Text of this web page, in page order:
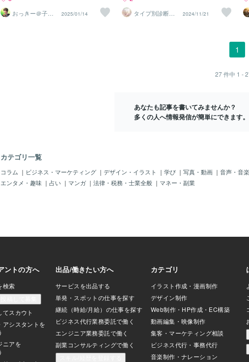
くても切り上げるメリハリがつくと、次
の食事で食べることも。④ 反応を薄くす
る落とす・遊ぶは「反応が欲しい」場合
決めて外へ出た。スーパーに着いたばか
りなのに「早く帰ろー！」と泣いたり、
叫んだりする。スーパーの子供用のカー
し、 抱っこしても、のけぞって嫌がる
な息子の対応をしつつ買い物をしたら、
わたしは冬でも汗だくになり疲れ果てて
「パパが悪い！」と言わんばかりの険し
い表情。それでも親としての威厳を見せ
たいわたし、無謀にもお風呂というハー
よめめが「じゃあママと入ろうね」と説
得を試みたらしい。しかし、彼の拒絶は
止むことを知らず、 「イヤイヤイヤ！」
のオンパレード。第三ラウンド：まさか
の服装チェンジそんなこたぷん、最終的
打ちひしがれるパパとママ。反省会と教
訓その日、結局こたぷんはお風呂に入る
ことなく就寝しました。いや、そもそも
「服着ちゃったから、もう無理だよね」
という雰囲
おっきー＠子育
て応援レッサー
2025/01/14
り、思い通りにならないと「イヤ！」と
主張します。そんなときは、とりあえず
「こうしたかったんだね」と受け止めて
の手です。とにかく無理をせず、ゆった
タイプ別診断マ
スター ほのか
2024/11/21
1
27件中 1 -
あなたも記事を書いてみませんか？
多くの人へ情報発信が簡単にできます。
カテゴリ一覧
コラム ｜ ビジネス・マーケティング ｜ デザイン・イラスト ｜ 学び ｜ 写真・動画 ｜ 音声・音楽
エンタメ・趣味 ｜ 占い ｜ マンガ ｜ 法律・税務・士業全般 ｜ マネー・副業